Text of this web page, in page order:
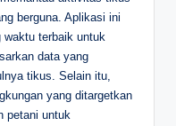
berguna. Aplikasi ini
terbaik untuk
data yang
tikus. Selain itu,
yang ditargetkan
petani untuk